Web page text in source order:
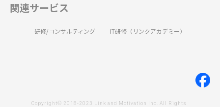
関連サービス
研修/コンサルティング IT研修（リンクアカデミー）
Copyright© 2018-2023 Link and Motivation Inc. All Rights